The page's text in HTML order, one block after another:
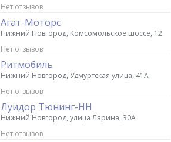
Нет отзывов
Агат-Моторс
Нижний Новгород, Комсомольское шоссе, 12
Нет отзывов
Ритмобиль
Нижний Новгород, Удмуртская улица, 41А
Нет отзывов
Луидор Тюнинг-НН
Нижний Новгород, улица Ларина, 30А
Нет отзывов